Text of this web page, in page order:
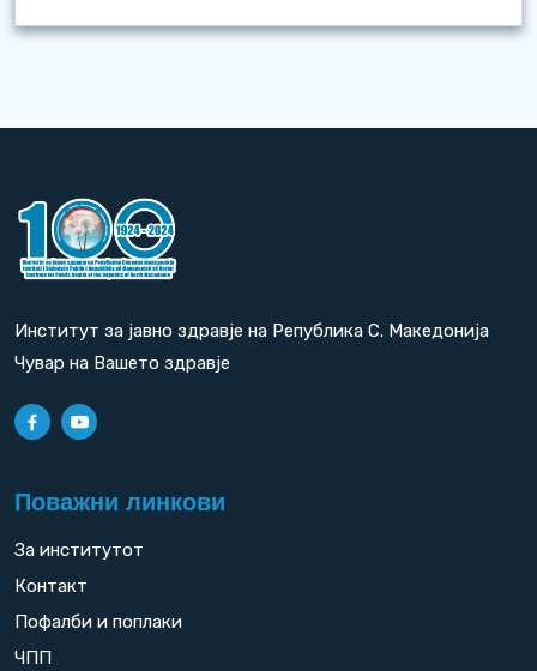
Институт за јавно здравје на Република С. Македонија
Чувар на Вашето здравје
Поважни линкови
За институтот
Контакт
Пофалби и поплаки
ЧПП